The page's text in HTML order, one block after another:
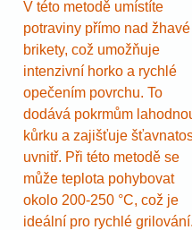
V této metodě umístíte
potraviny přímo nad žhavé
brikety, což umožňuje
intenzivní horko a rychlé
opečením povrchu. To
dodává pokrmům
kůrku a zajišťuje
uvnitř. Při této metodě se
může teplota pohybovat
okolo 200-250 °C, což je
ideální pro rychlé grilování.